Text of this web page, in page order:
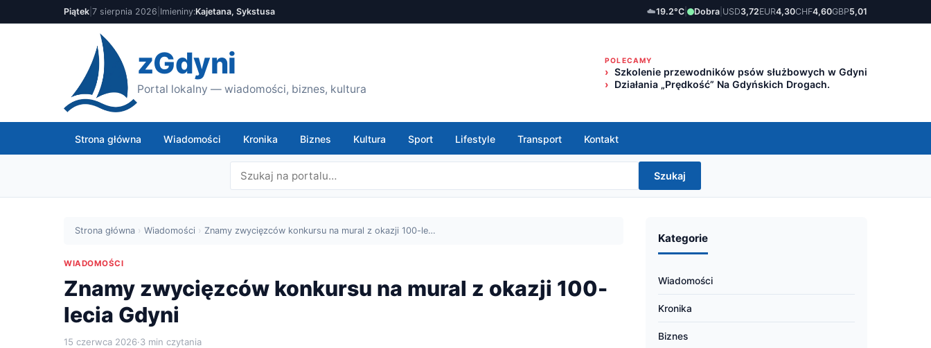
Piątek 7 sierpnia 2026 Imieniny:Kajetana, Sykstusa ☁️19.2°C Dobra USD3,72EUR4,30CHF4,60GBP5,01
zGdyni
Portal lokalny — wiadomości, biznes, kultura
POLECAMY
Szkolenie przewodników psów służbowych w Gdyni
Działania „Prędkość” Na Gdyńskich Drogach.
Strona główna Wiadomości Kronika Biznes Kultura Sport Lifestyle Transport Kontakt
Szukaj
Strona główna › Wiadomości › Znamy zwycięzców konkursu na mural z okazji 100-le…
WIADOMOŚCI
Znamy zwycięzców konkursu na mural z okazji 100-
lecia Gdyni
15 czerwca 2026·3 min czytania
Kategorie
Wiadomości
Kronika
Biznes